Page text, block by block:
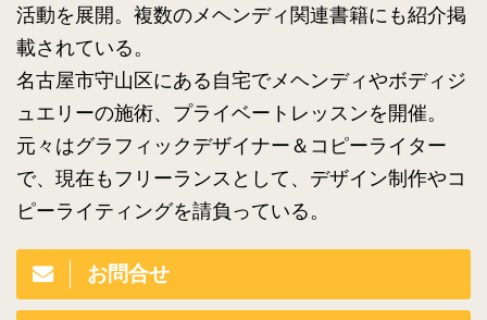
活動を展開。複数のメヘンディ関連書籍にも紹介掲
載されている。
名古屋市守山区にある自宅でメヘンディやボディジ
ュエリーの施術、プライベートレッスンを開催。
元々はグラフィックデザイナー＆コピーライター
で、現在もフリーランスとして、デザイン制作やコ
ピーライティングを請負っている。
お問合せ